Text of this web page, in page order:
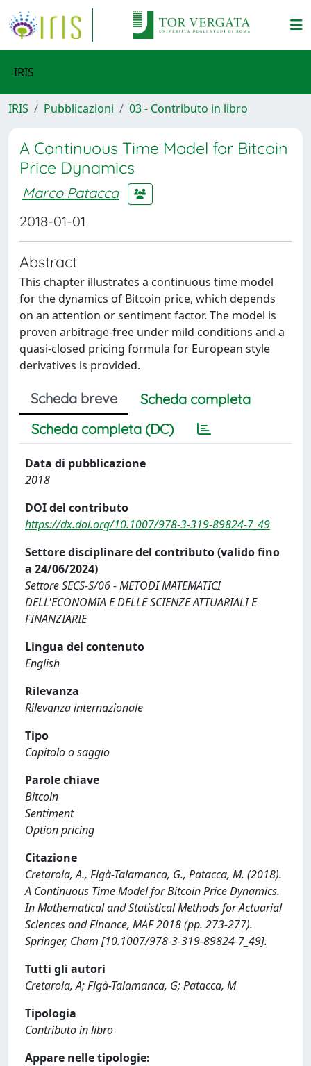
IRIS
IRIS Pubblicazioni 03 - Contributo in libro
A Continuous Time Model for Bitcoin
Price Dynamics
Marco Patacca
2018-01-01
Abstract
This chapter illustrates a continuous time model
for the dynamics of Bitcoin price, which depends
on an attention or sentiment factor. The model is
proven arbitrage-free under mild conditions and a
quasi-closed pricing formula for European style
derivatives is provided.
Scheda breve
Scheda completa
Scheda completa (DC)
Data di pubblicazione
2018
DOI del contributo
https://dx.doi.org/10.1007/978-3-319-89824-7_49
Settore disciplinare del contributo (valido fino
a 24/06/2024)
Settore SECS-S/06 - METODI MATEMATICI
DELL'ECONOMIA E DELLE SCIENZE ATTUARIALI E
FINANZIARIE
Lingua del contenuto
English
Rilevanza
Rilevanza internazionale
Tipo
Capitolo o saggio
Parole chiave
Bitcoin
Sentiment
Option pricing
Citazione
Cretarola, A., Figà-Talamanca, G., Patacca, M. (2018).
A Continuous Time Model for Bitcoin Price Dynamics.
In Mathematical and Statistical Methods for Actuarial
Sciences and Finance, MAF 2018 (pp. 273-277).
Springer, Cham [10.1007/978-3-319-89824-7_49].
Tutti gli autori
Cretarola, A; Figà-Talamanca, G; Patacca, M
Tipologia
Contributo in libro
Appare nelle tipologie: